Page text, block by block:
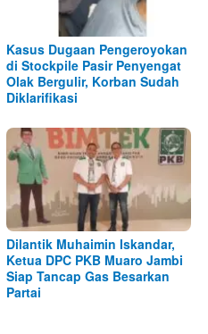
Kasus Dugaan Pengeroyokan
di Stockpile Pasir Penyengat
Olak Bergulir, Korban Sudah
Diklarifikasi
Dilantik Muhaimin Iskandar,
Ketua DPC PKB Muaro Jambi
Siap Tancap Gas Besarkan
Partai